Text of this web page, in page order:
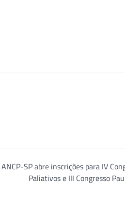
ANCP-SP abre inscrições para IV
Paliativos e III Congresso